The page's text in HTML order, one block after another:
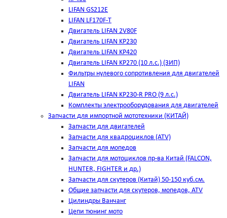
LIFAN GS212E
LIFAN LF170F-T
Двигатель LIFAN 2V80F
Двигатель LIFAN KP230
Двигатель LIFAN KP420
Двигатель LIFAN KP270 (10 л.с.) (ЗИП)
Фильтры нулевого сопротивления для двигателей
LIFAN
Двигатель LIFAN KP230-R PRO (9 л.с.)
Комплекты электрооборудования для двигателей
Запчасти для импортной мототехники (КИТАЙ)
Запчасти для двигателей
Запчасти для квадроциклов (ATV)
Запчасти для мопедов
Запчасти для мотоциклов пр-ва Китай (FALCON,
HUNTER, FIGHTER и др.)
Запчасти для скутеров (Китай) 50-150 куб.см.
Общие запчасти для скутеров, мопедов, ATV
Цилиндры Ванчанг
Цепи тюнинг мото